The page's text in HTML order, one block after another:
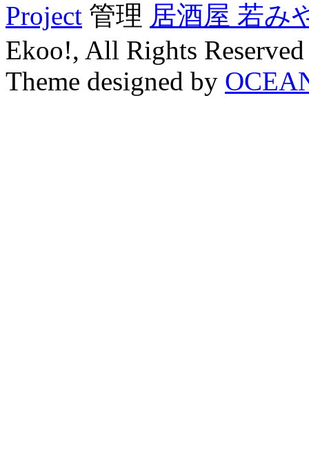
Project 管理 居酒屋 若み
Ekoo!, All Rights Reserved
Theme designed by